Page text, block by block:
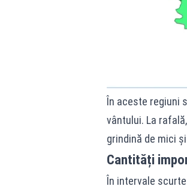
În aceste regiuni
vântului. La
grindină de mici
Cantități
În intervale